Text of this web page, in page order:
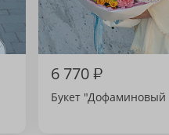
6 770₽
Букет "Дофаминовый